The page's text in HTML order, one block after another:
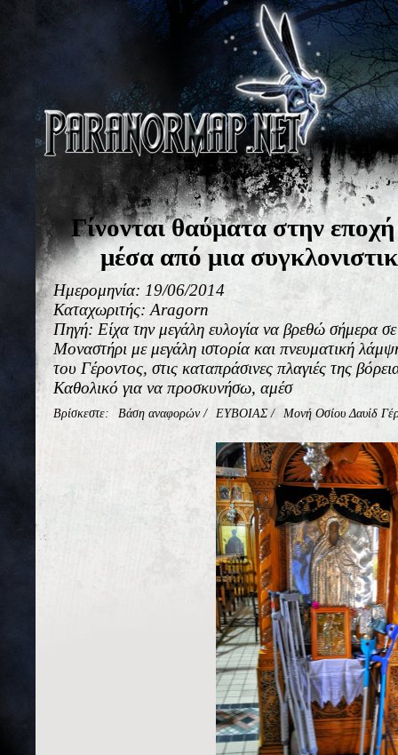
Γίνονται θαύματα στην
μέσα από μια
Ημερομηνία: 19/06/2014
Καταχωριτής: Aragorn
Πηγή: Είχα την μεγάλη ευλογία να βρεθώ σήμερα
Μοναστήρι με μεγάλη ιστορία και πνευματική
του Γέροντος, στις καταπράσινες πλαγιές της
Καθολικό για να προσκυνήσω, αμέσ
Βρίσκεστε: Βάση αναφορών/ ΕΥΒΟΙΑΣ / Μονή Οσίου Δαυίδ